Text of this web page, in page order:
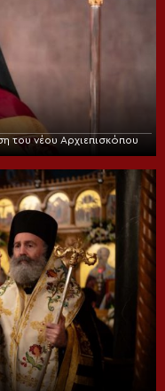
του νέου Αρχιεπισκόπου